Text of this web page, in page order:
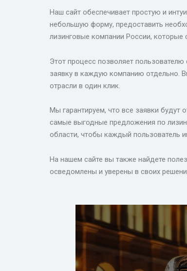
Наш сайт обеспечивает простую и
небольшую форму, предоставить
лизинговые компании России, которые
Этот процесс позволяет
заявку в каждую компанию отдельно.
отрасли в один клик.
Мы гарантируем, что все заявки
самые выгодные предложения по
области, чтобы каждый пользователь
На нашем сайте вы также найдете
осведомлены и уверены в своих